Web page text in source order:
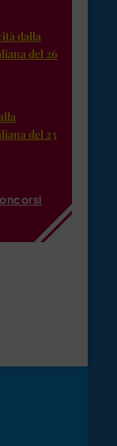
dalla
del 26
del 23